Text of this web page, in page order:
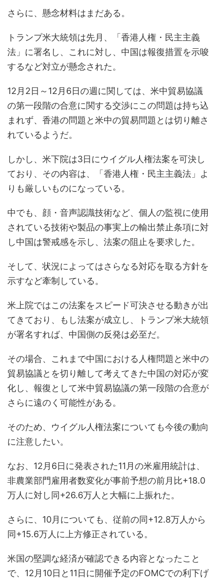
さらに、懸念材料はまだある。
トランプ米大統領は先月、「香港人権・民主主義
法」に署名し、これに対し、中国は報復措置を示唆
するなど対立が懸念された。
12月2日～12月6日の週に関しては、米中貿易協議
の第一段階の合意に関する交渉にこの問題は持ち込
まれず、香港の問題と米中の貿易問題とは切り離さ
れているようだ。
しかし、米下院は3日にウイグル人権法案を可決し
ており、その内容は、「香港人権・民主主義法」よ
りも厳しいものになっている。
中でも、顔・音声認識技術など、個人の監視に使用
されている技術や製品の事実上の輸出禁止条項に対
し中国は警戒感を示し、法案の阻止を要求した。
そして、状況によってはさらなる対応を取る方針を
示すなど牽制している。
米上院ではこの法案をスピード可決させる動きが出
てきており、もし法案が成立し、トランプ米大統領
が署名すれば、中国側の反発は必至だ。
その場合、これまで中国における人権問題と米中の
貿易協議とを切り離して考えてきた中国の対応が変
化し、報復として米中貿易協議の第一段階の合意が
さらに遠のく可能性がある。
そのため、ウイグル人権法案についても今後の動向
に注意したい。
なお、12月6日に発表された11月の米雇用統計は、
非農業部門雇用者数変化が事前予想の前月比+18.0
万人に対し同+26.6万人と大幅に上振れた。
さらに、10月についても、従前の同+12.8万人から
同+15.6万人に上方修正されている。
米国の堅調な経済が確認できる内容となったこと
で、12月10日と11日に開催予定のFOMCでの利下げ